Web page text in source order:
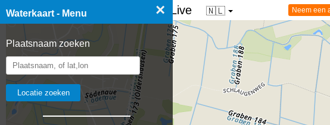
Waterkaart - Menu ×
Plaatsnaam zoeken
☰ Waterkaart van Nederland - Live 🇳🇱